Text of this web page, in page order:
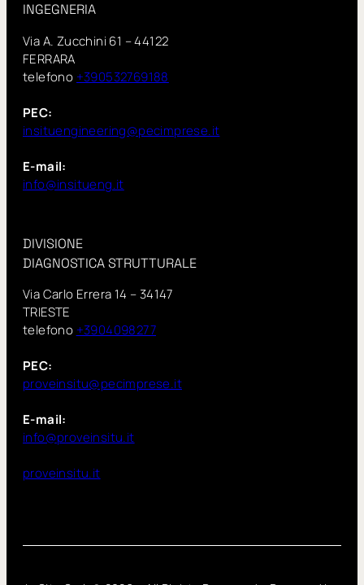
INGEGNERIA
Via A. Zucchini 61 – 44122
FERRARA
telefono +390532769188
PEC:
insituengineering@pecimprese.it
E-mail:
info@insitueng.it
DIVISIONE
DIAGNOSTICA STRUTTURALE
Via Carlo Errera 14 – 34147
TRIESTE
telefono +3904098277
PEC:
proveinsitu@pecimprese.it
E-mail:
info@proveinsitu.it
proveinsitu.it